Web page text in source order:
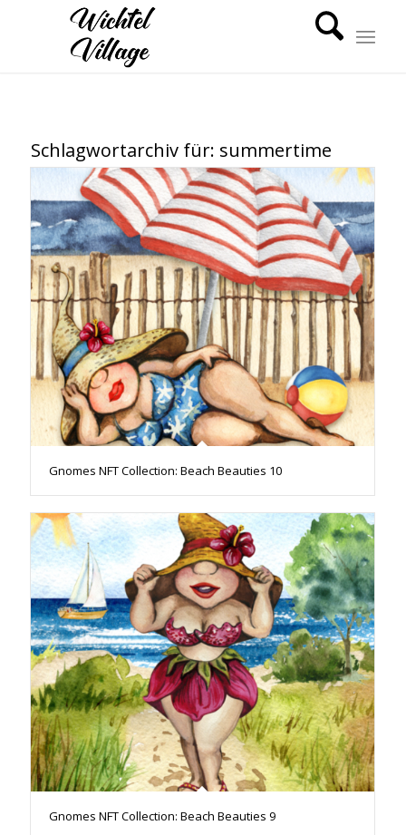
Schlagwortarchiv für: summertime
Gnomes NFT Collection: Beach Beauties 10
Gnomes NFT Collection: Beach Beauties 9